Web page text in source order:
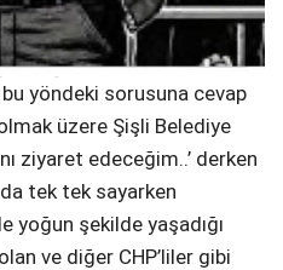
bu yöndeki sorusuna cevap
üzere Şişli Belediye
ziyaret edeceğim..’ derken
tek tek sayarken
yoğun şekilde yaşadığı
ve diğer CHP’liler gibi